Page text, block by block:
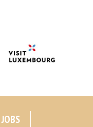
JOBS